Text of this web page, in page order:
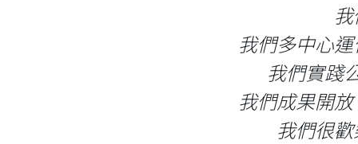
我們多中心
我們實踐
我們成果開
我們很